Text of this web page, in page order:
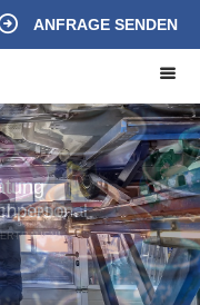
ANFRAGE SENDEN
Qualität!!!
AM MARKT
Seite